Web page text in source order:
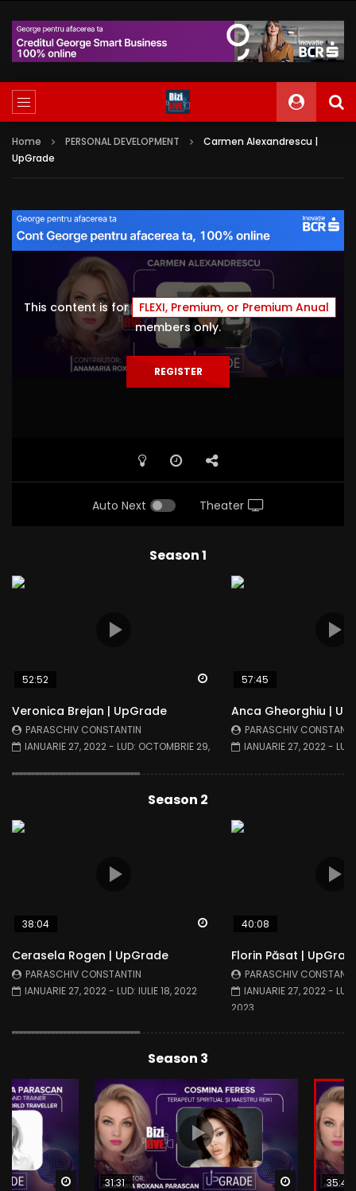
Home PERSONAL DEVELOPMENT
Carmen Alexandrescu |
UpGrade
This content is for FLEXI, Premium, or Premium Anual
members only.
REGISTER
Auto Next Theater
Season 1
Watch Later
52:52
Veronica Brejan | UpGrade
PARASCHIV CONSTANTIN
IANUARIE 27, 2022- LUD: OCTOMBRIE 29,
57:45
Anca Gheorghiu |
PARASCHIV
IANUARIE 27, 2022-
Season 2
Watch Later
38:04
Cerasela Rogen | UpGrade
PARASCHIV CONSTANTIN
IANUARIE 27, 2022- LUD: IULIE 18, 2022
40:08
Florin Păsat |
PARASCHIV
IANUARIE 27, 2022-
2023
Season 3
Watch Later Watch Later
31:31 35:41